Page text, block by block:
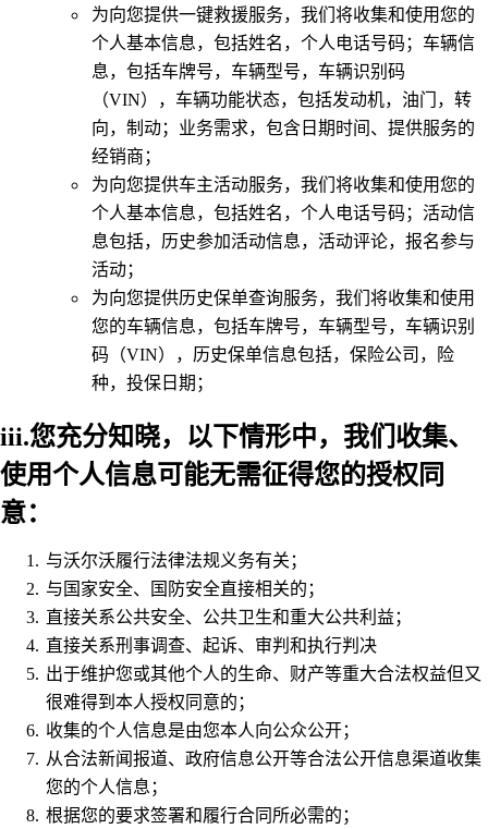
为向您提供一键救援服务，我们将收集和使用您的
个人基本信息，包括姓名，个人电话号码；车辆信
息，包括车牌号，车辆型号，车辆识别码
（VIN），车辆功能状态，包括发动机，油门，转
向，制动；业务需求，包含日期时间、提供服务的
经销商；
为向您提供车主活动服务，我们将收集和使用您的
个人基本信息，包括姓名，个人电话号码；活动信
息包括，历史参加活动信息，活动评论，报名参与
活动；
为向您提供历史保单查询服务，我们将收集和使用
您的车辆信息，包括车牌号，车辆型号，车辆识别
码（VIN），历史保单信息包括，保险公司，险
种，投保日期；
iii.您充分知晓，以下情形中，我们收集、
使用个人信息可能无需征得您的授权同
意：
与沃尔沃履行法律法规义务有关；
与国家安全、国防安全直接相关的；
直接关系公共安全、公共卫生和重大公共利益；
直接关系刑事调查、起诉、审判和执行判决
出于维护您或其他个人的生命、财产等重大合法权益但又
很难得到本人授权同意的；
收集的个人信息是由您本人向公众公开；
从合法新闻报道、政府信息公开等合法公开信息渠道收集
您的个人信息；
根据您的要求签署和履行合同所必需的；